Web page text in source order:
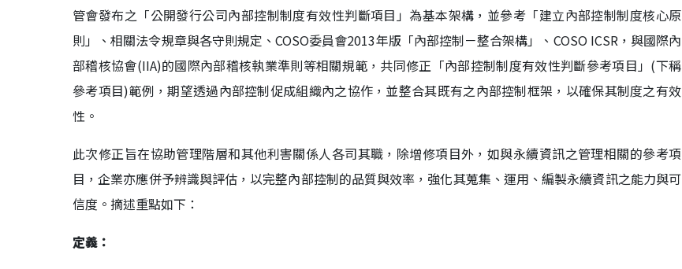
管會發布之「公開發行公司內部控制制度有效性判斷項目」為基本架構，並參考「建立內部控制制度核心原
則」、相關法令規章與各守則規定、COSO委員會2013年版「內部控制－整合架構」、COSO ICSR，與國際內
部稽核協會(IIA)的國際內部稽核執業準則等相關規範，共同修正「內部控制制度有效性判斷參考項目」(下稱
參考項目)範例，期望透過內部控制促成組織內之協作，並整合其既有之內部控制框架，以確保其制度之有效
性。
此次修正旨在協助管理階層和其他利害關係人各司其職，除增修項目外，如與永續資訊之管理相關的參考項
目，企業亦應併予辨識與評估，以完整內部控制的品質與效率，強化其蒐集、運用、編製永續資訊之能力與可
信度。摘述重點如下：
定義：